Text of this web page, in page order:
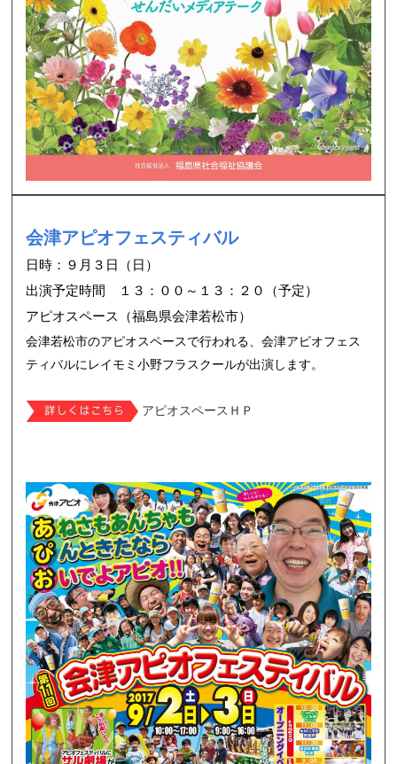
会津アピオフェスティバル
日時：９月３日（日）
出演予定時間 １３：００～１３：２０（予定）
アピオスペース（福島県会津若松市）
会津若松市のアピオスペースで行われる、会津アピオフェス
ティバルにレイモミ小野フラスクールが出演します。
アピオスペースＨＰ